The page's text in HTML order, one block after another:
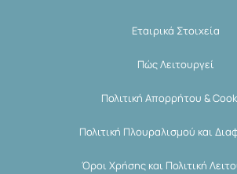
Εταιρικά Στοιχεία
Πώς Λειτουργεί
Πολιτική Απορρήτου &
Πολιτική Πλουραλισμού και
Όροι Χρήσης και Πολιτική